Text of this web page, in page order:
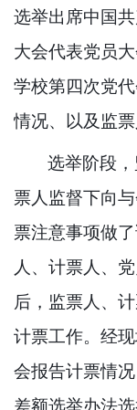
选举出席中国
大会代表党员
学校第四次党
情况、以及监票
选举阶段
票人监督下向
票注意事项做
人、计票人、
后，监票人、
计票工作。经
会报告计票情
差额选举办法